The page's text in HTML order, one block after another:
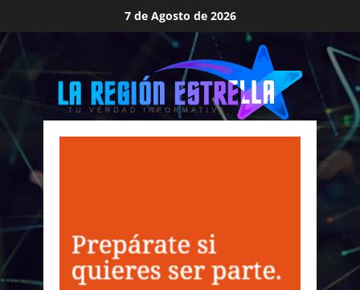
al
contenido
7 de Agosto de 2026